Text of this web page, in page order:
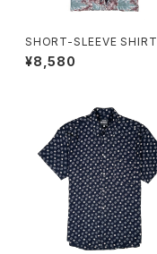
SHORT-SLEEVE SHIRT
¥8,580